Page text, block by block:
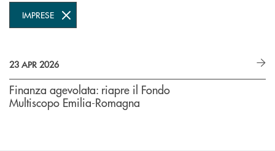
IMPRESE
23 APR 2026
Finanza agevolata: riapre il Fondo
Multiscopo Emilia-Romagna